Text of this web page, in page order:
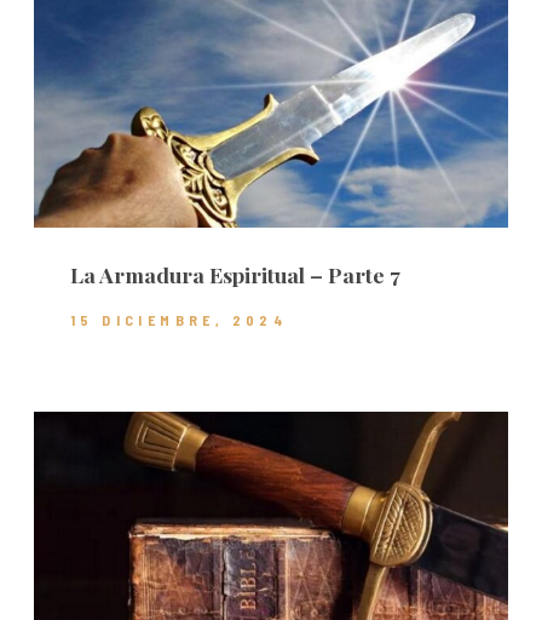
La Armadura Espiritual – Parte 7
15 DICIEMBRE, 2024